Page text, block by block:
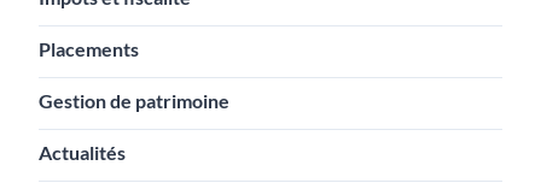
Placements
Gestion de patrimoine
Actualités